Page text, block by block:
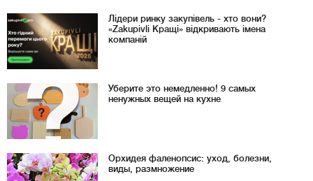
Лідери ринку закупівель - хто вони?
«Zakupivli Кращі» відкривають імена
компаній
Уберите это немедленно! 9 самых
ненужных вещей на кухне
Орхидея фаленопсис: уход, болезни,
виды, размножение